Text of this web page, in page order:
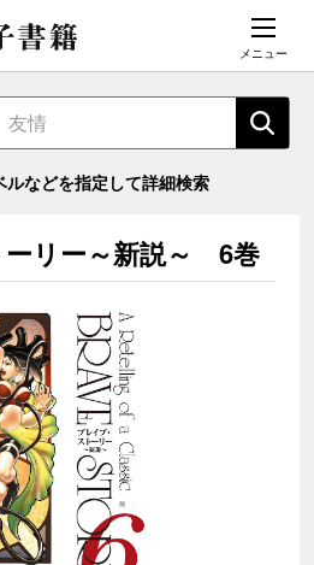
メニュー
ルなどを指定して詳細検索
ーリー～新説～ 6巻